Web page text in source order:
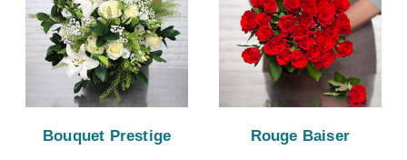
Bouquet Prestige Rouge Baiser